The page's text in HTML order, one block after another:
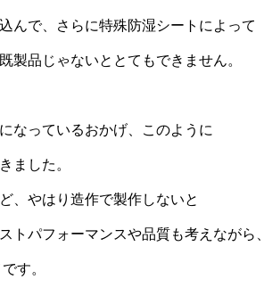
んで、さらに特殊防湿シートによって
製品じゃないととてもできません。
なっているおかげ、このように
ました。
、やはり造作で製作しないと
トパフォーマンスや品質も考えながら、
す。